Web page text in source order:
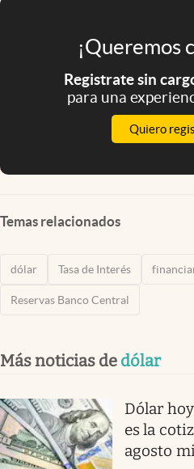
¡Queremos
Registrate sin
para una
Quiero
Temas relacionados
dólar Tasa de Interés
Reservas Banco Central
Más noticias de dólar
Dólar
es la
agosto